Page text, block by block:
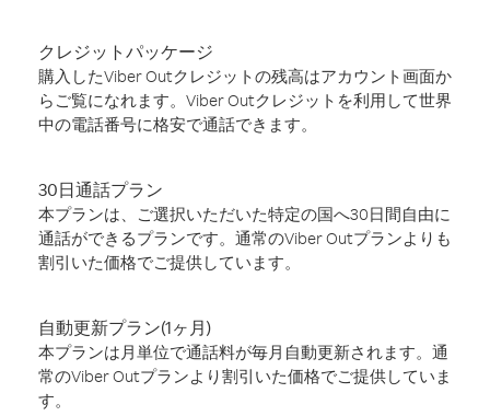
クレジットパッケージ
購入したViber Outクレジットの残高はアカウント画面か
らご覧になれます。Viber Outクレジットを利用して世界
中の電話番号に格安で通話できます。
30日通話プラン
本プランは、ご選択いただいた特定の国へ30日間自由に
通話ができるプランです。通常のViber Outプランよりも
割引いた価格でご提供しています。
自動更新プラン(1ヶ月)
本プランは月単位で通話料が毎月自動更新されます。通
常のViber Outプランより割引いた価格でご提供していま
す。